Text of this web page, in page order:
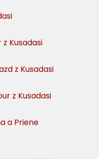
Kusadasi
z Kusadasi
z Kusadasi
a Priene